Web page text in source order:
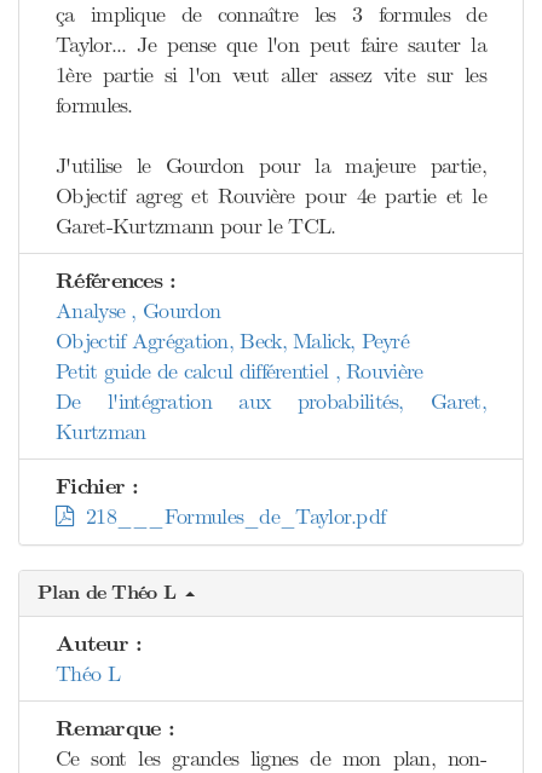
ça implique de connaître les 3 formules de
Taylor... Je pense que l'on peut faire sauter la
1ère partie si l'on veut aller assez vite sur les
formules.
J'utilise le Gourdon pour la majeure partie,
Objectif agreg et Rouvière pour 4e partie et le
Garet-Kurtzmann pour le TCL.
Références :
Analyse , Gourdon
Objectif Agrégation, Beck, Malick, Peyré
Petit guide de calcul différentiel , Rouvière
De l'intégration aux probabilités, Garet,
Kurtzman
Fichier :
218___Formules_de_Taylor.pdf
Plan de Théo L
Auteur :
Théo L
Remarque :
Ce sont les grandes lignes de mon plan, non-